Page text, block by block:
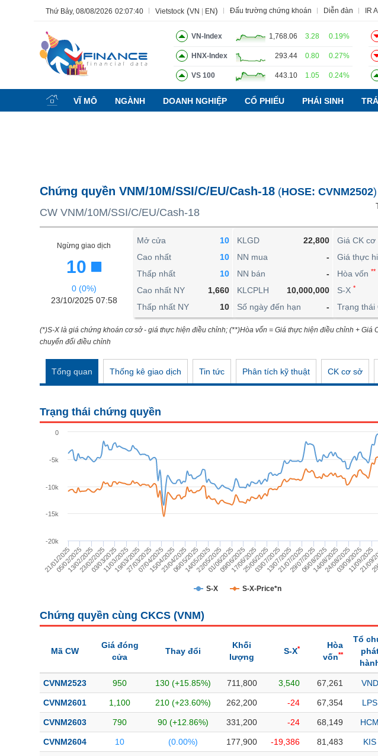
Thứ Bảy, 08/08/2026 02:07:41 Vietstock (VN EN) Đấu trường chứng khoán Diễn đàn IR
VN-Index 1,768.06 3.28 0.19%
HNX-Index 293.44 0.80 0.27%
VS 100 443.10 1.05 0.24%
VĨ MÔ NGÀNH DOANH NGHIỆP CỔ PHIẾU PHÁI SINH
Chứng quyền VNM/10M/SSI/C/EU/Cash-18 (HOSE: CVNM2502)
CW VNM/10M/SSI/C/EU/Cash-18
Ngừng giao dịch
10
0 (0%)
23/10/2025 07:58
Mở cửa
10
Cao nhất
10
Thấp nhất
10
Cao nhất NY
1,660
Thấp nhất NY
10
KLGD
22,800
NN mua
-
NN bán
-
KLCPLH
10,000,000
Số ngày đến hạn
-
Giá CK cơ
Giá thực
Hòa vốn **
S-X *
Trạng thái
(*)S-X là giá chứng khoán cơ sở - giá thực hiện điều chỉnh; (**)Hòa vốn = Giá thực hiện điều chỉnh + Giá
chuyển đổi điều chỉnh
Tổng quan Thống kê giao dịch Tin tức Phân tích kỹ thuật CK cơ sở
Trạng thái chứng quyền
S-X S-X-Price*n
21/01/2025
05/02/2025
13/02/2025
23/02/2025
03/03/2025
11/03/2025
19/03/2025
27/03/2025
07/04/2025
15/04/2025
23/04/2025
06/05/2025
14/05/2025
22/05/2025
01/06/2025
09/06/2025
17/06/2025
25/06/2025
03/07/2025
13/07/2025
21/07/2025
29/07/2025
06/08/2025
14/08/2025
24/08/2025
03/09/2025
11/09/2025
21/
-20k
-15k
-10k
-5k
0
Chứng quyền cùng CKCS (VNM)
Mã CW
Giá đóng
cửa
Thay đổi
Khối
lượng
S-X*
Hòa
vốn**
Tổ
CVNM2523 950 130 (+15.85%) 711,800 3,540 67,261 VND
CVNM2601 1,100 210 (+23.60%) 262,200 -24 67,354 LPS
CVNM2603 790 90 (+12.86%) 331,200 -24 68,149 HCM
CVNM2604 10 (0.00%) 177,900 -19,386 81,483 KIS
Tính năng Ngành Mã chứng khoán Lãnh đạo Tin tức Báo cáo
BẤT ĐỘNG SẢN
TÀI CHÍNH
KINH TẾ
THẾ GIỚI
ĐÔNG DƯƠNG
PHÂN TÍCH
VS-SECTOR
NGUYÊN VẬT LIỆU
CÔNG NGHIỆP
TIÊU DÙNG KHÔNG THIẾT YẾU
TIÊU DÙNG THIẾT YẾU
CHĂM SÓC SỨC KHỎE
CÔNG NGHỆ THÔNG TIN
BẤT ĐỘNG SẢN
Cổ phiếu Chỉ số Chứng chỉ quỹ Chứng quyền Hợp đồng tương lai
Lãnh đạo(-)
Người nội bộ Người liên quan Cổ đông lớn